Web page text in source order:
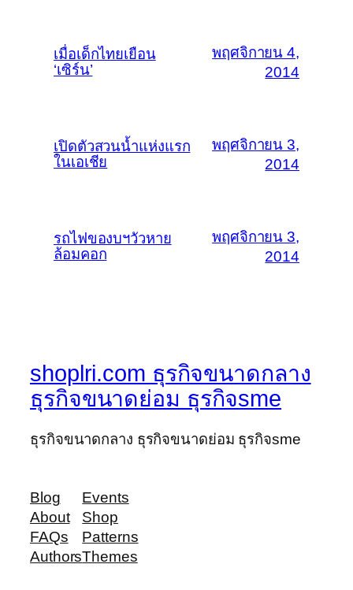
เมื่อเด็กไทยเยือน
‘เซิร์น’
พฤศจิกายน 4,
2014
เปิดตัวสวนน้ำแห่งแรก
ในเอเชีย
พฤศจิกายน 3,
2014
รถไฟของบฯวัวหาย
ล้อมคอก
พฤศจิกายน 3,
2014
shoplri.com ธุรกิจขนาดกลาง
ธุรกิจขนาดย่อม ธุรกิจsme
ธุรกิจขนาดกลาง ธุรกิจขนาดย่อม ธุรกิจsme
Blog
About
FAQs
Authors
Events
Shop
Patterns
Themes